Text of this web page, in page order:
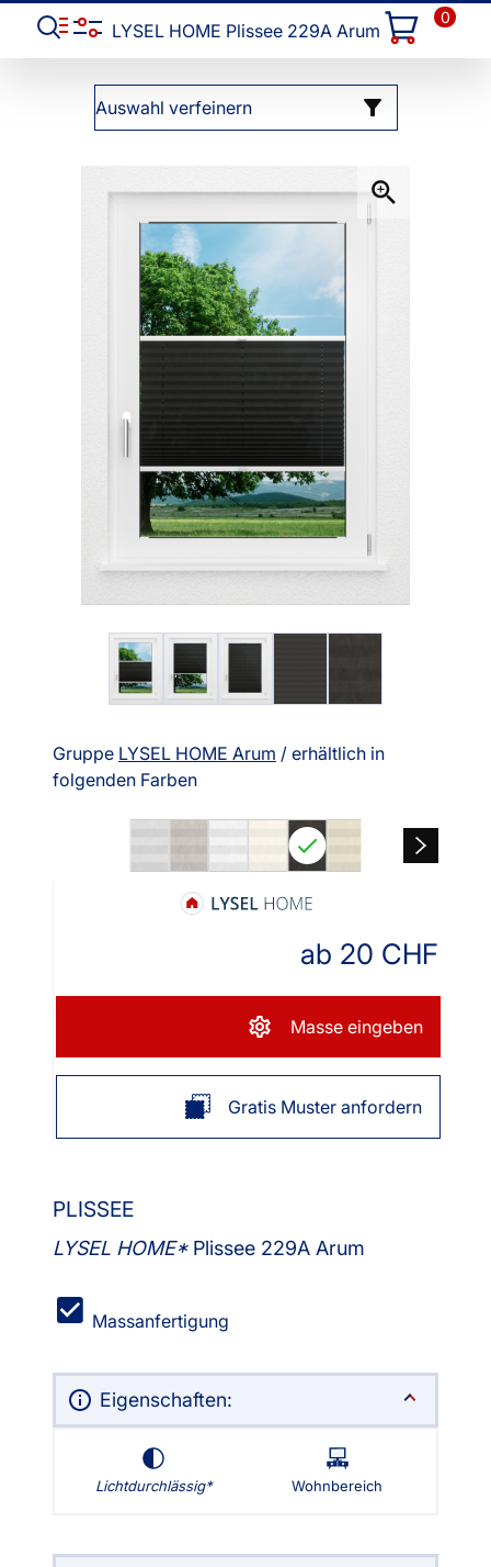
LYSEL HOME Plissee 229A Arum
0
Auswahl verfeinern
Gruppe LYSEL HOME Arum / erhältlich in
folgenden Farben
PLISSEE
LYSEL HOME Plissee 229A Arum
Massanfertigung
Eigenschaften:
Lichtdurchlässig Wohnbereich
ab 20 CHF
Masse eingeben
Gratis Muster anfordern